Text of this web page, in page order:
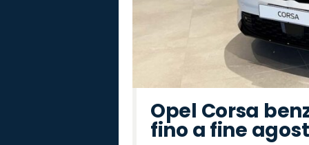
Opel Corsa
fino a fine